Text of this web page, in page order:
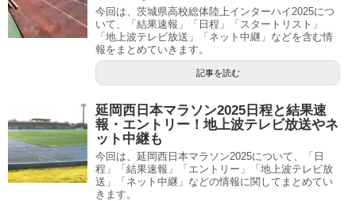
今回は、茨城県高校総体陸上インターハイ2025につ
いて、「結果速報」「日程」「スタートリスト」
「地上波テレビ放送」「ネット中継」などを含む情
報をまとめていきます。
記事を読む
延岡西日本マラソン2025日程と結果速
報・エントリー！地上波テレビ放送やネ
ット中継も
今回は、延岡西日本マラソン2025について、「日
程」「結果速報」「エントリー」「地上波テレビ放
送」「ネット中継」などの情報に関してまとめてい
きます。